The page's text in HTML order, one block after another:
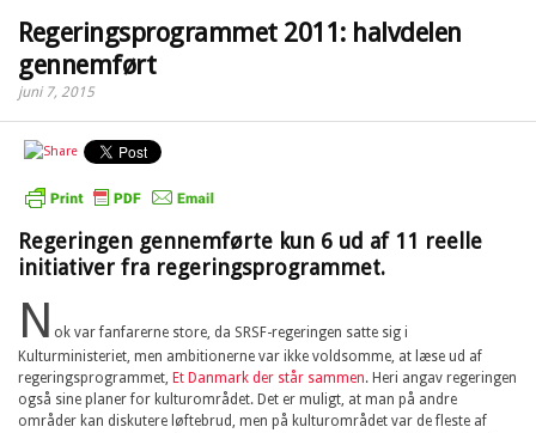
Regeringsprogrammet 2011: halvdelen
gennemført
juni 7, 2015
Regeringen gennemførte kun 6 ud af 11 reelle
initiativer fra regeringsprogrammet.
N ok var fanfarerne store, da SRSF-regeringen satte sig i
Kulturministeriet, men ambitionerne var ikke voldsomme, at læse ud af
regeringsprogrammet, Et Danmark der står sammen. Heri angav regeringen
også sine planer for kulturområdet. Det er muligt, at man på andre
områder kan diskutere løftebrud, men på kulturområdet var de fleste af